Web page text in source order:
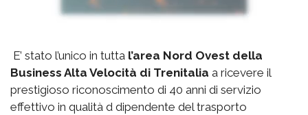
E’ stato l’unico in tutta l’area Nord Ovest della
Business Alta Velocità di Trenitalia a ricevere il
prestigioso riconoscimento di 40 anni di servizio
effettivo in qualità d dipendente del trasporto